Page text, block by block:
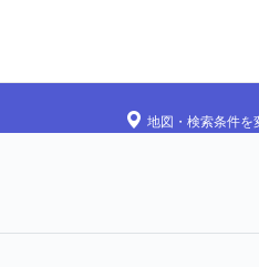
地図・検索条件を
います
れています
が合計2件投稿されています
ーが合計1通送られています
ン・タイプが合計70票投票さ